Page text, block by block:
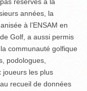
années, la
à l’ENSAM en
Golf, a aussi permis
communauté golfique
podologues,
joueurs les plus
recueil de données